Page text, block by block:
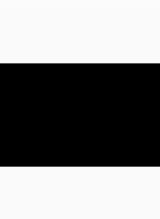
det blir stort antall
i gangavstand